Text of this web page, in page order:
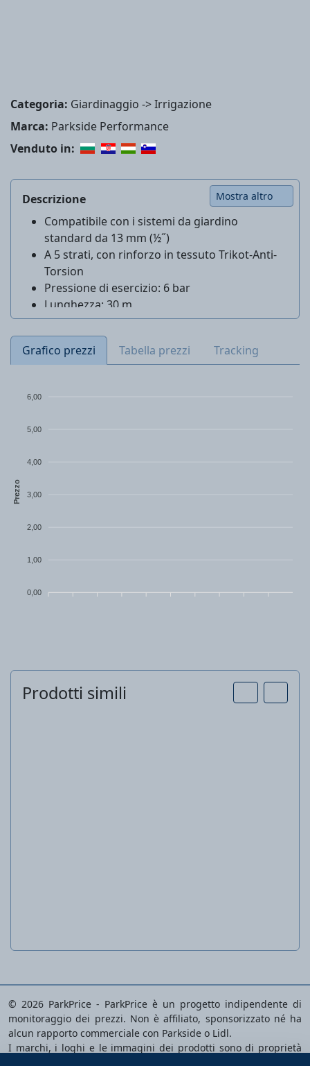
Categoria: Giardinaggio -> Irrigazione
Marca: Parkside Performance
Venduto in:
Descrizione
Compatibile con i sistemi da giardino
standard da 13 mm (½˝)
A 5 strati, con rinforzo in tessuto Trikot-Anti-
Torsion
Pressione di esercizio: 6 bar
Lunghezza: 30 m
Mostra altro
Grafico prezzi Tabella prezzi Tracking
6,00
5,00
4,00
3,00
2,00
1,00
0,00
Prezzo
Prodotti simili
© 2026 ParkPrice - ParkPrice è un progetto indipendente di
monitoraggio dei prezzi. Non è affiliato, sponsorizzato né ha
alcun rapporto commerciale con Parkside o Lidl.
I marchi, i loghi e le immagini dei prodotti sono di proprietà